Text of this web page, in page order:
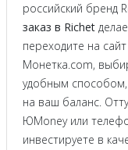
российский бренд
заказ в Richet
переходите на
Монетка.com,
удобным
на ваш баланс.
ЮMoney или
инвестируете в